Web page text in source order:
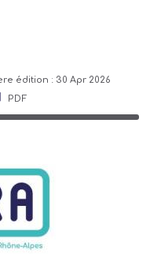
édition : 30 Apr 2026
PDF